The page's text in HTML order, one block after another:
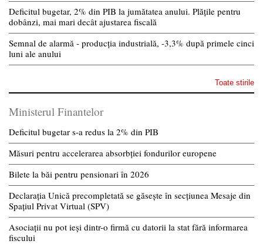
Deficitul bugetar, 2% din PIB la jumătatea anului. Plățile pentru
dobânzi, mai mari decât ajustarea fiscală
Semnal de alarmă - producția industrială, -3,3% după primele cinci
luni ale anului
Toate stirile
Ministerul Finantelor
Deficitul bugetar s-a redus la 2% din PIB
Măsuri pentru accelerarea absorbției fondurilor europene
Bilete la băi pentru pensionari în 2026
Declarația Unică precompletată se găsește în secțiunea Mesaje din
Spațiul Privat Virtual (SPV)
Asociații nu pot ieși dintr-o firmă cu datorii la stat fără informarea
fiscului